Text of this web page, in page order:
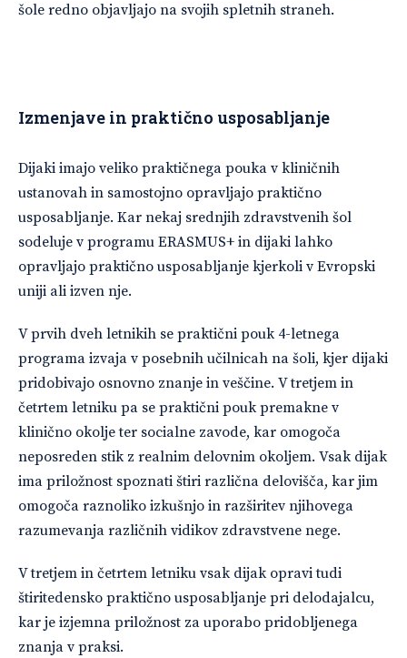
šole redno objavljajo na svojih spletnih straneh.
Izmenjave in praktično usposabljanje
Dijaki imajo veliko praktičnega pouka v kliničnih
ustanovah in samostojno opravljajo praktično
usposabljanje. Kar nekaj srednjih zdravstvenih šol
sodeluje v programu ERASMUS+ in dijaki lahko
opravljajo praktično usposabljanje kjerkoli v Evropski
uniji ali izven nje.
V prvih dveh letnikih se praktični pouk 4-letnega
programa izvaja v posebnih učilnicah na šoli, kjer dijaki
pridobivajo osnovno znanje in veščine. V tretjem in
četrtem letniku pa se praktični pouk premakne v
klinično okolje ter socialne zavode, kar omogoča
neposreden stik z realnim delovnim okoljem. Vsak dijak
ima priložnost spoznati štiri različna delovišča, kar jim
omogoča raznoliko izkušnjo in razširitev njihovega
razumevanja različnih vidikov zdravstvene nege.
V tretjem in četrtem letniku vsak dijak opravi tudi
štiritedensko praktično usposabljanje pri delodajalcu,
kar je izjemna priložnost za uporabo pridobljenega
znanja v praksi.